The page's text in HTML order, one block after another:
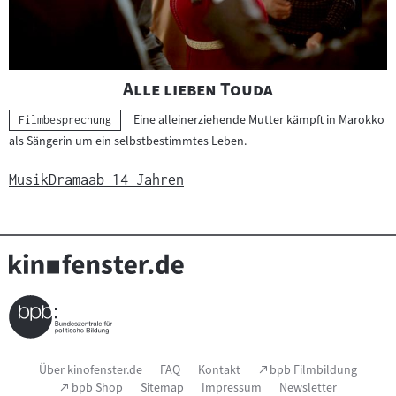
"
Alle lieben Touda"
Kategorie:
Filmbesprechung
Eine alleinerziehende Mutter kämpft in Marokko
als Sängerin um ein selbstbestimmtes Leben.
MusikDramaab 14 Jahren
Seitenfußnavigation
Über kinofenster.de FAQ Kontakt (Link
öffnet
bpb Filmbildung
(Link
bpb Shop Sitemap Impressum Newsletter